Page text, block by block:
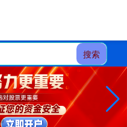
搜索